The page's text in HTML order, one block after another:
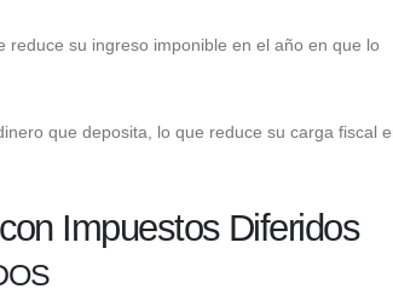
su ingreso imponible en el año en que lo
que deposita, lo que reduce su carga fiscal
Impuestos Diferidos